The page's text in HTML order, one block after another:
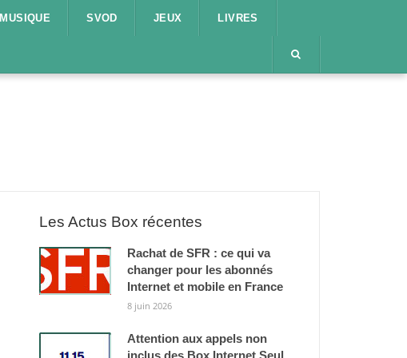
MUSIQUE SVOD JEUX LIVRES
Les Actus Box récentes
Rachat de SFR : ce qui va
changer pour les abonnés
Internet et mobile en France
8 juin 2026
Attention aux appels non
inclus des Box Internet Seul